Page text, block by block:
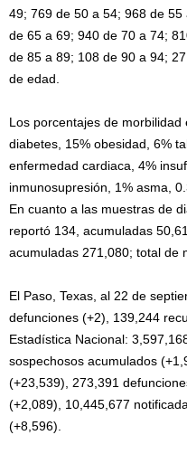
49; 769 de 50 a 54; 968 de
de 65 a 69; 940 de 70 a 74;
de 85 a 89; 108 de 90 a 94;
de edad.
Los porcentajes de
diabetes, 15% obesidad, 6%
enfermedad cardiaca, 4%
inmunosupresión, 1% asma,
En cuanto a las muestras de
reportó 134, acumuladas
acumuladas 271,080; total de
El Paso, Texas, al 22 de
defunciones (+2), 139,244
Estadística Nacional:
sospechosos acumulados
(+23,539), 273,391
(+2,089), 10,445,677
(+8,596).